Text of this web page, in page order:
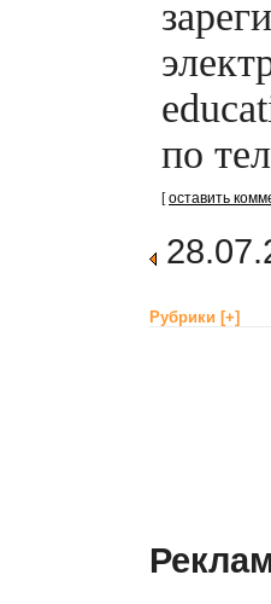
по
[оставить
Рубрики [+]